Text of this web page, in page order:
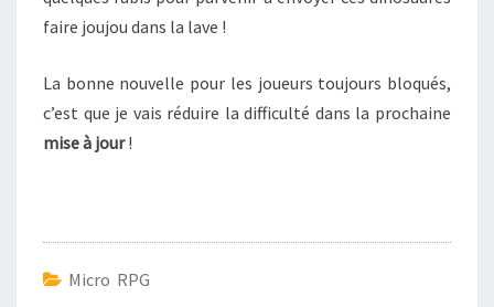
faire joujou dans la lave !
La bonne nouvelle pour les joueurs toujours bloqués,
c’est que je vais réduire la difficulté dans la prochaine
mise à jour!
Micro RPG